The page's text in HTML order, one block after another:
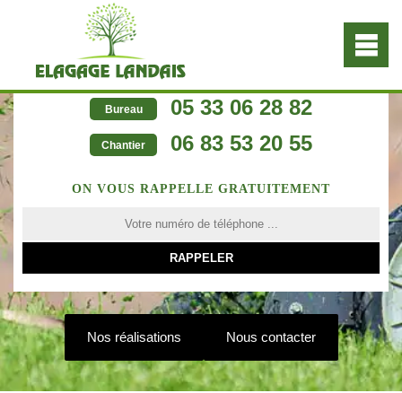
Bureau 05 33 06 28 82
Chantier 06 83 53 20 55
ON VOUS RAPPELLE GRATUITEMENT
Nos réalisations Nous contacter